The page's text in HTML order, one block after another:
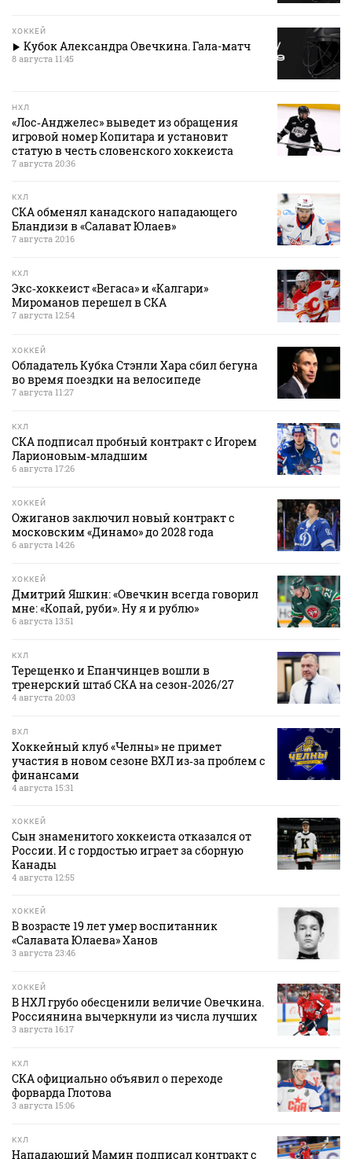
ХОККЕЙ
Кубок Александра Овечкина. Гала-матч
8 августа 11:45
НХЛ
«Лос‑Анджелес» выведет из обращения
игровой номер Копитара и установит
статую в честь словенского хоккеиста
7 августа 20:36
КХЛ
СКА обменял канадского нападающего
Бландизи в «Салават Юлаев»
7 августа 20:16
КХЛ
Экс‑хоккеист «Вегаса» и «Калгари»
Мироманов перешел в СКА
7 августа 12:54
ХОККЕЙ
Обладатель Кубка Стэнли Хара сбил бегуна
во время поездки на велосипеде
7 августа 11:27
КХЛ
СКА подписал пробный контракт с Игорем
Ларионовым‑младшим
6 августа 17:26
ХОККЕЙ
Ожиганов заключил новый контракт с
московским «Динамо» до 2028 года
6 августа 14:26
ХОККЕЙ
Дмитрий Яшкин: «Овечкин всегда говорил
мне: «Копай, руби». Ну я и рублю»
6 августа 13:51
КХЛ
Терещенко и Епанчинцев вошли в
тренерский штаб СКА на сезон‑2026/27
4 августа 20:03
ВХЛ
Хоккейный клуб «Челны» не примет
участия в новом сезоне ВХЛ из‑за проблем с
финансами
4 августа 15:31
ХОККЕЙ
Сын знаменитого хоккеиста отказался от
России. И с гордостью играет за сборную
Канады
4 августа 12:55
ХОККЕЙ
В возрасте 19 лет умер воспитанник
«Салавата Юлаева» Ханов
3 августа 23:46
ХОККЕЙ
В НХЛ грубо обесценили величие Овечкина.
Россиянина вычеркнули из числа лучших
3 августа 16:17
КХЛ
СКА официально объявил о переходе
форварда Глотова
3 августа 15:06
КХЛ
Нападающий Мамин подписал контракт с